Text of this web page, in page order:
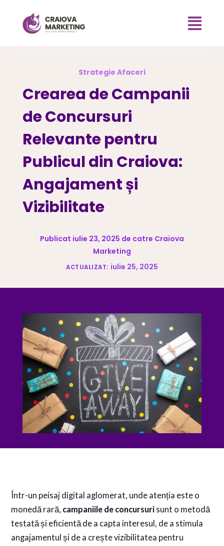

Strategie Afaceri
Crearea de Campanii
de Concursuri
Relevante pentru
Publicul din Craiova:
Angajament și
Vizibilitate
Publicat iulie 23, 2025 de catre Craiova
Marketing
ACTUALIZAT: iulie 25, 2025
Într-un peisaj digital aglomerat, unde atenția este o
monedă rară, campaniile de concursuri sunt o metodă
testată și eficientă de a capta interesul, de a stimula
angajamentul și de a crește vizibilitatea pentru